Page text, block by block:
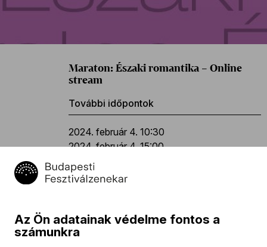
Maraton: Északi romantika – Online
stream
További időpontok
2024. február 4. 10:30
2024. február 4. 15:00
Program
10.30 A Magyar Rádió Szimfonikus Zenekara
Az Ön adatainak védelme fontos a
számunkra